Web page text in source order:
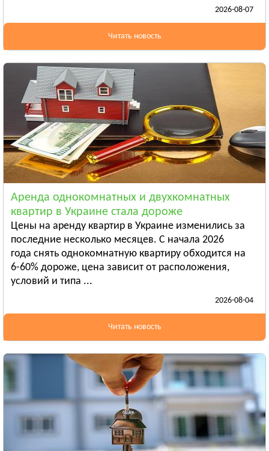
Смотреть всё
Тараща
Тетиев
Смотреть всё
КИРОВОГРАДСКАЯ ОБЛАСТЬ
Александрия
Бобринец
Гайворон
Смотреть всё
ЛУГАНСКАЯ ОБЛАСТЬ
Алчевск
Рубежное
Александровск
Смотреть всё
ЛЬВОВСКАЯ ОБЛАСТЬ
Стрый
НИКОЛАЕВСКАЯ ОБЛАСТЬ
Вознесенск
Новая Одесса
Смотреть всё
ОДЕССКАЯ ОБЛАСТЬ
2026-08-07
Читать новость
Аренда однокомнатных и двухкомнатных
квартир в Украине стала дороже
Цены на аренду квартир в Украине изменились за
последние несколько месяцев. С начала 2026
года снять однокомнатную квартиру обходится на
6-60% дороже, цена зависит от расположения,
условий и типа ...
2026-08-04
Читать новость